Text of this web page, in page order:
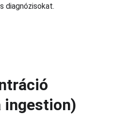
diagnózisokat.
ingestion)